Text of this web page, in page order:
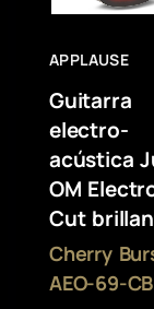
APPLAUSE
Guitarra
electro-
acústica
OM
Cut
Cherry
AEO-69-CB